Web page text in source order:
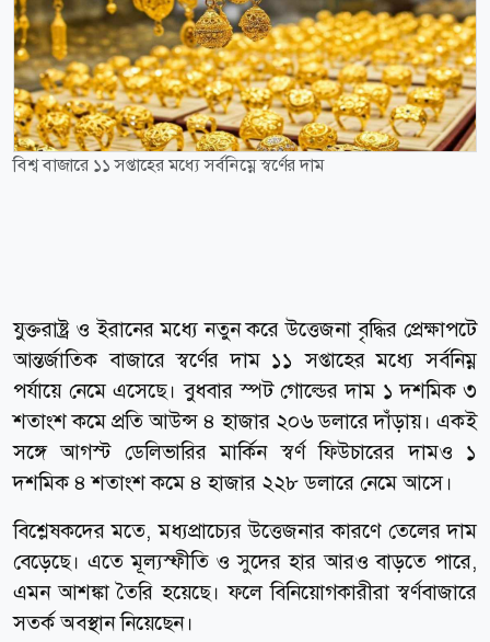
বিশ্ব বাজারে ১১ সপ্তাহের মধ্যে সর্বনিম্নে স্বর্ণের দাম
যুক্তরাষ্ট্র ও ইরানের মধ্যে নতুন করে উত্তেজনা বৃদ্ধির প্রেক্ষাপটে
আন্তর্জাতিক বাজারে স্বর্ণের দাম ১১ সপ্তাহের মধ্যে সর্বনিম্ন
পর্যায়ে নেমে এসেছে। বুধবার স্পট গোল্ডের দাম ১ দশমিক ৩
শতাংশ কমে প্রতি আউন্স ৪ হাজার ২০৬ ডলারে দাঁড়ায়। একই
সঙ্গে আগস্ট ডেলিভারির মার্কিন স্বর্ণ ফিউচারের দামও ১
দশমিক ৪ শতাংশ কমে ৪ হাজার ২২৮ ডলারে নেমে আসে।
বিশ্লেষকদের মতে, মধ্যপ্রাচ্যের উত্তেজনার কারণে তেলের দাম
বেড়েছে। এতে মূল্যস্ফীতি ও সুদের হার আরও বাড়তে পারে,
এমন আশঙ্কা তৈরি হয়েছে। ফলে বিনিয়োগকারীরা স্বর্ণবাজারে
সতর্ক অবস্থান নিয়েছেন।